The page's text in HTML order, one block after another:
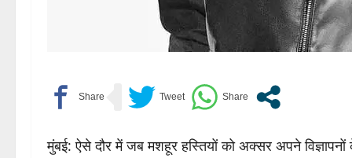
मुंबई: ऐसे दौर में जब मशहूर हस्तियों को अक्सर अपने